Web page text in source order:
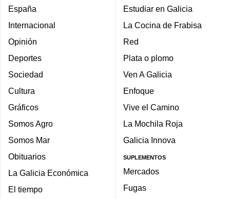
España
Internacional
Opinión
Deportes
Sociedad
Cultura
Gráficos
Somos Agro
Somos Mar
Obituarios
La Galicia Económica
El tiempo
Estudiar en Galicia
La Cocina de Frabisa
Red
Plata o plomo
Ven A Galicia
Enfoque
Vive el Camino
La Mochila Roja
Galicia Innova
SUPLEMENTOS
Mercados
Fugas